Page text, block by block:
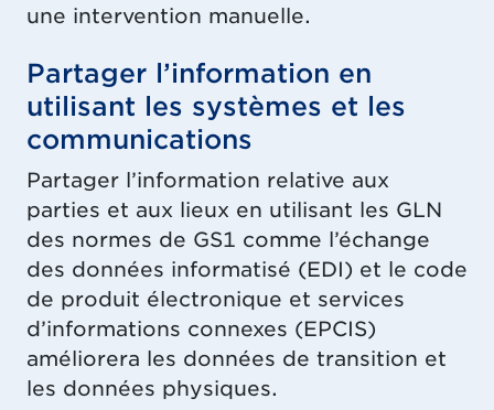
une intervention manuelle.
Partager l’information en
utilisant les systèmes et les
communications
Partager l’information relative aux
parties et aux lieux en utilisant les GLN
des normes de GS1 comme l’échange
des données informatisé (EDI) et le code
de produit électronique et services
d’informations connexes (EPCIS)
améliorera les données de transition et
les données physiques.